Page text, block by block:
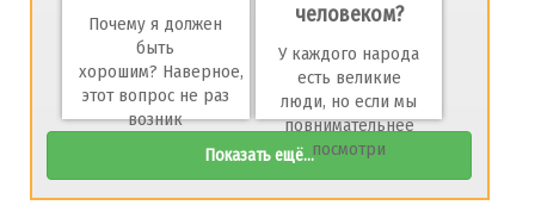
Почему я должен
быть
хорошим? Наверное,
этот вопрос не раз
возник
человеком?
У каждого народа
есть великие
люди, но если мы
повнимательнее
посмотри
Показать ещё...